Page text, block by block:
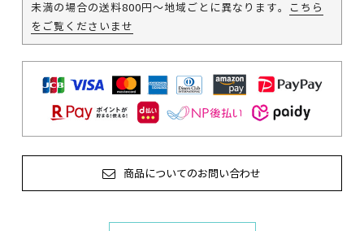
未満の場合の送料800円～地域ごとに異なります。
こちら
をご覧くださいませ
商品についてのお問い合わせ